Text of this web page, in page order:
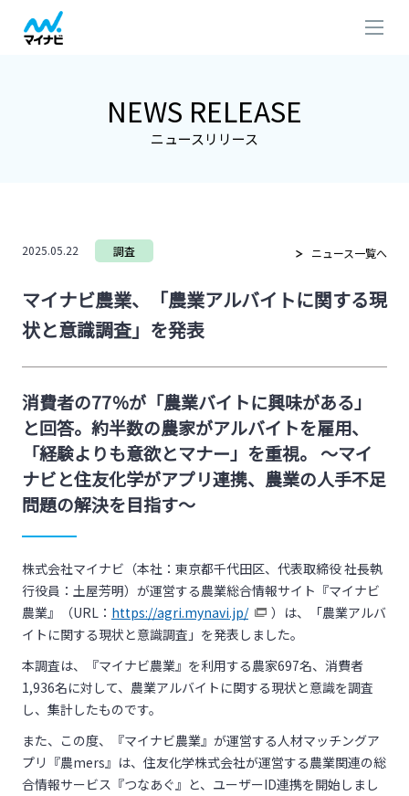
NEWS RELEASE
ニュースリリース
2025.05.22 調査 ニュース一覧へ
マイナビ農業、「農業アルバイトに関する現
状と意識調査」を発表
消費者の77％が「農業バイトに興味がある」
と回答。約半数の農家がアルバイトを雇用、
「経験よりも意欲とマナー」を重視。 ～マイ
ナビと住友化学がアプリ連携、農業の人手不足
問題の解決を目指す～
株式会社マイナビ（本社：東京都千代田区、代表取締役 社長執
行役員：土屋芳明）が運営する農業総合情報サイト『マイナビ
農業』（URL： https://agri.mynavi.jp/
）は、「農業アルバ
イトに関する現状と意識調査」を発表しました。
本調査は、『マイナビ農業』を利用する農家697名、消費者
1,936名に対して、農業アルバイトに関する現状と意識を調査
し、集計したものです。
また、この度、『マイナビ農業』が運営する人材マッチングア
プリ『農mers』は、住友化学株式会社が運営する農業関連の総
合情報サービス『つなあぐ』と、ユーザーID連携を開始しまし